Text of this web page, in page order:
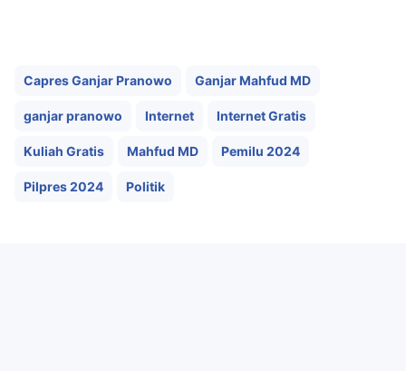
Capres Ganjar Pranowo Ganjar Mahfud MD
ganjar pranowo Internet Internet Gratis
Kuliah Gratis Mahfud MD Pemilu 2024
Pilpres 2024 Politik